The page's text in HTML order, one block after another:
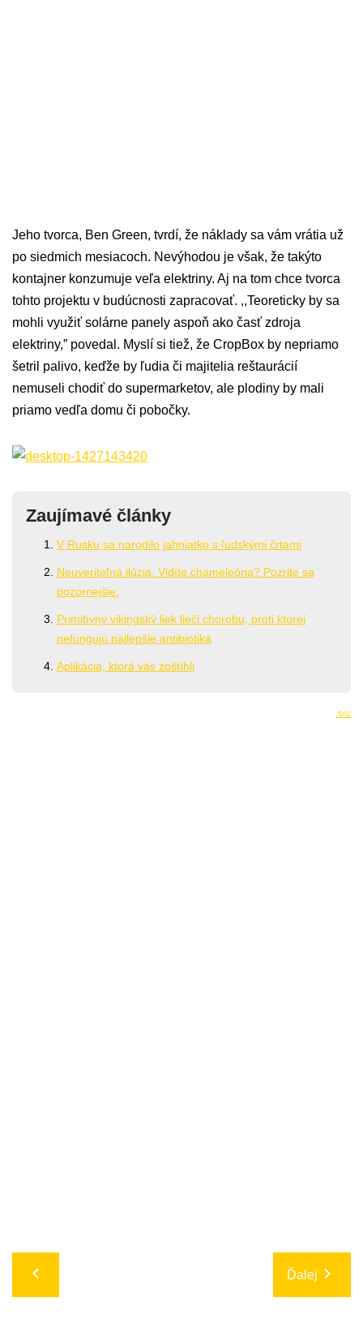
Jeho tvorca, Ben Green, tvrdí, že náklady sa vám vrátia už
po siedmich mesiacoch. Nevýhodou je však, že takýto
kontajner konzumuje veľa elektriny. Aj na tom chce tvorca
tohto projektu v budúcnosti zapracovať. ,,Teoreticky by sa
mohli využiť solárne panely aspoň ako časť zdroja
elektriny,” povedal. Myslí si tiež, že CropBox by nepriamo
šetril palivo, keďže by ľudia či majitelia reštaurácií
nemuseli chodiť do supermarketov, ale plodiny by mali
priamo vedľa domu či pobočky.
Zaujímavé články
V Rusku sa narodilo jahniatko s ľudskými črtami
Neuveriteľná ilúzia. Vidíte chameleóna? Pozrite sa
pozornejšie.
Primitívny vikingský liek lieči chorobu, proti ktorej
nefungujú najlepšie antibiotiká
Aplikácia, ktorá vás zoštíhli
.src
Ďalej